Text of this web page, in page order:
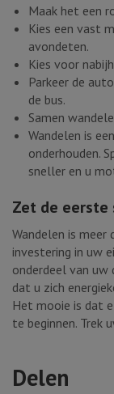
Maak het een
Kies een vast
avondeten.
Kies voor
Parkeer de
de bus.
Samen
Wandelen is
onderhouden.
sneller en u
Zet de
Wandelen is meer
investering in uw
onderdeel van
dat u zich
Het mooie is dat
te beginnen. Trek
Delen